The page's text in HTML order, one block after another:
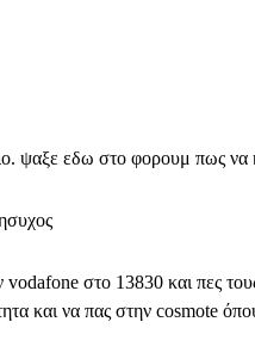
ψαξε εδω στο φορουμ πως
στο 13830 και πες
και να πας στην cosmote